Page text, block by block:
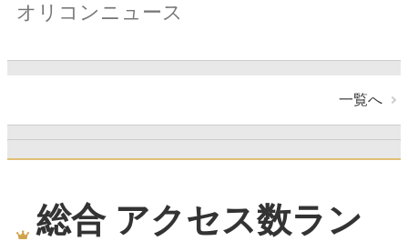
オリコンニュース
一覧へ
総合 アクセス数ラン